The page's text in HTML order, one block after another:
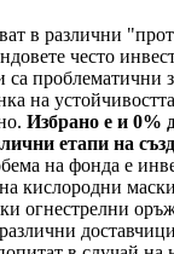
в различни
често
на
Избрано е и 0%
етапи на
на фонда е
кислородни